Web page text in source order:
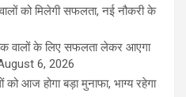
को मिलेगी सफलता, नई नौकरी के
वालों के लिए सफलता लेकर आएगा
6, 2026
आज होगा बड़ा मुनाफा, भाग्य रहेगा